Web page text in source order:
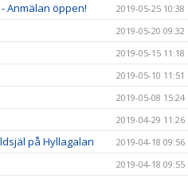
- Anmälan öppen! 2019-05-25 10:38
2019-05-20 09:32
2019-05-15 11:18
2019-05-10 11:51
2019-05-08 15:24
2019-04-29 11:26
på Hyllagalan 2019-04-18 09:56
2019-04-18 09:55